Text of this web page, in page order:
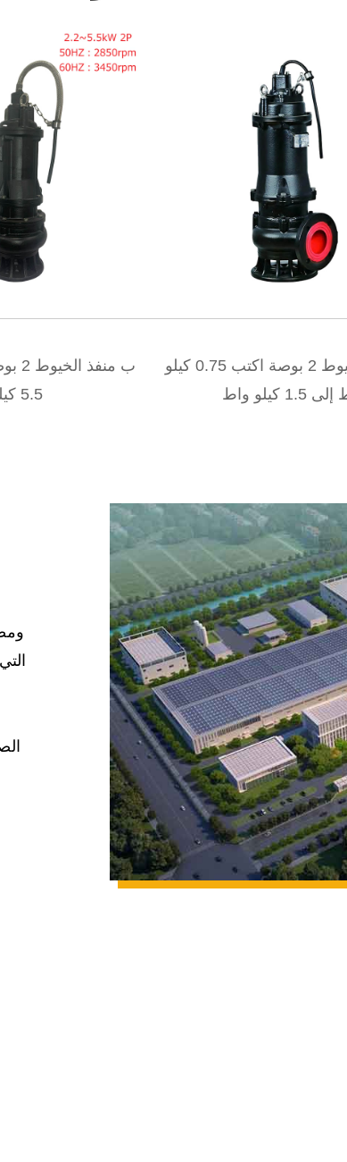
5.5 كيلو واط
ب منفذ الخيوط 2 بوصة اكتب 0.75 كيلو
1.5 كيلو واط